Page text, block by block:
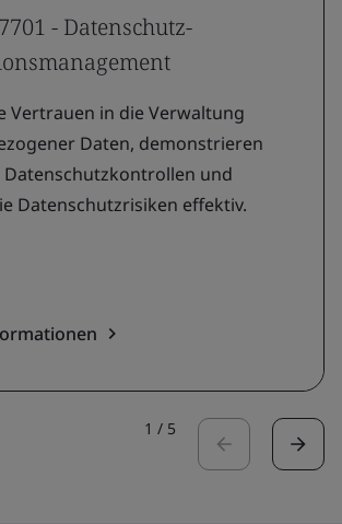
- Datenschutz-
Vertrauen in die Verwaltung
Daten, demonstrieren
Datenschutzkontrollen und
Datenschutzrisiken effektiv.
1 / 5